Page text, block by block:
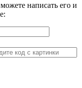
написать его и